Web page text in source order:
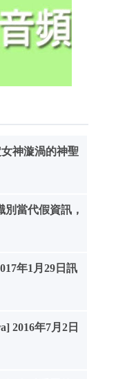
神漩渦的神聖
當代假資訊，
年1月29日訊
2016年7月2日